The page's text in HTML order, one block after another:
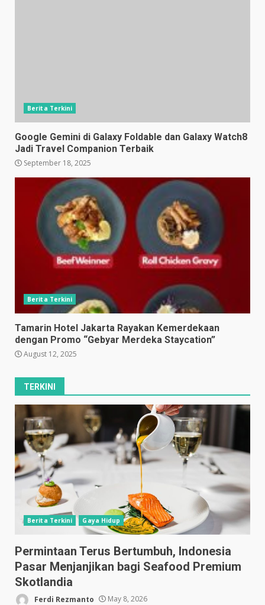
Berita Terkini
Google Gemini di Galaxy Foldable dan Galaxy Watch8
Jadi Travel Companion Terbaik
September 18, 2025
Berita Terkini
Tamarin Hotel Jakarta Rayakan Kemerdekaan
dengan Promo “Gebyar Merdeka Staycation”
August 12, 2025
TERKINI
Berita Terkini Gaya Hidup
Permintaan Terus Bertumbuh, Indonesia
Pasar Menjanjikan bagi Seafood Premium
Skotlandia
Ferdi Rezmanto May 8, 2026